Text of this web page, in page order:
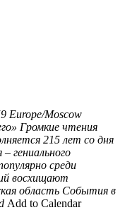
Europe/Moscow
Громкие чтения
215 лет со дня
гениального
среди
восхищают
область События в
Add to Calendar